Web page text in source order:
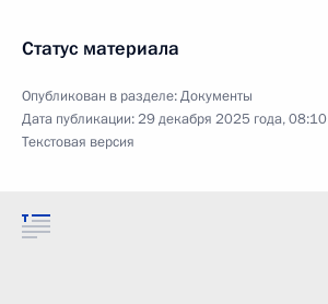
Статус материала
Опубликован в разделе:Документы
Дата публикации:29 декабря 2025 года, 08:10
Текстовая версия